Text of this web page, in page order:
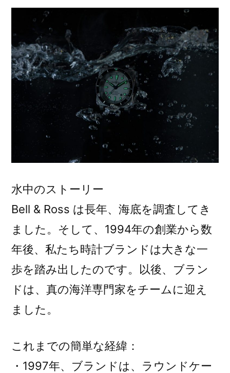
水中のストーリー
Bell & Ross は長年、海底を調査してき
ました。そして、1994年の創業から数
年後、私たち時計ブランドは大きな一
歩を踏み出したのです。以後、ブラン
ドは、真の海洋専門家をチームに迎え
ました。
これまでの簡単な経緯：
・1997年、ブランドは、ラウンドケー